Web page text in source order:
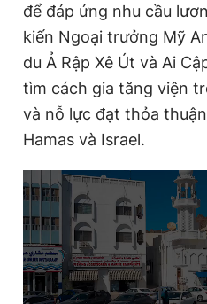
để đáp ứng nhu cầu
kiến Ngoại trưởng Mỹ
du Ả Rập Xê Út và Ai
tìm cách gia tăng viện
và nỗ lực đạt thỏa
Hamas và Israel.